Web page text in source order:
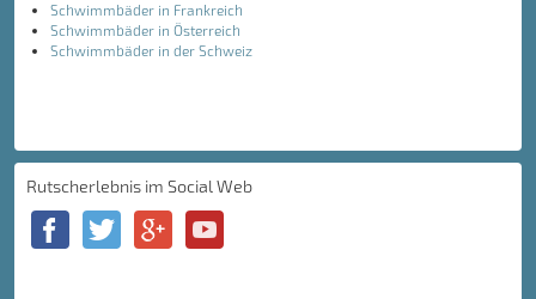
Schwimmbäder in Frankreich
Schwimmbäder in Österreich
Schwimmbäder in der Schweiz
Rutscherlebnis im Social Web